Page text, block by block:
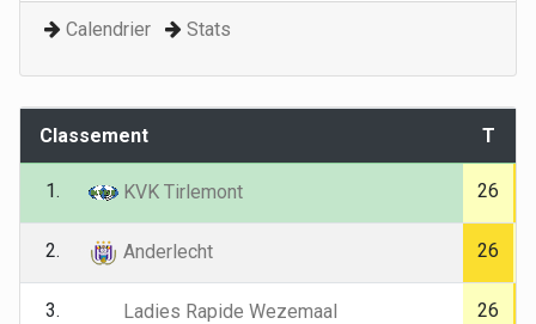
Calendrier Stats
Classement T
1. KVK Tirlemont 26
2. Anderlecht 26
3. Ladies Rapide Wezemaal 26